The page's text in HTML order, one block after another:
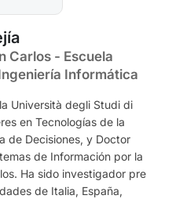
Carlos - Escuela
Informática
Università degli Studi di
en Tecnologías de la
de Decisiones, y Doctor
de Información por la
Ha sido investigador pre
de Italia, España,